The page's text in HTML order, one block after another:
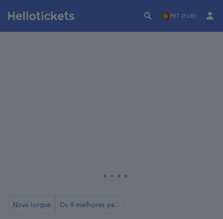
PRT (EUR)
Nova Iorque Os 8 melhores passeios de bicicleta em Nova Iorque